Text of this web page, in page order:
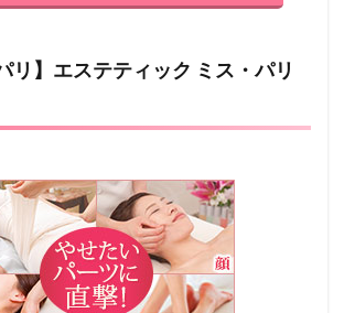
リ】エステティック ミス・パリ